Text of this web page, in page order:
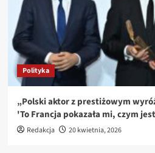
Polityka
„Polski aktor z prestiżowym
'To Francja pokazała mi, czym
Redakcja 20 kwietnia, 2026